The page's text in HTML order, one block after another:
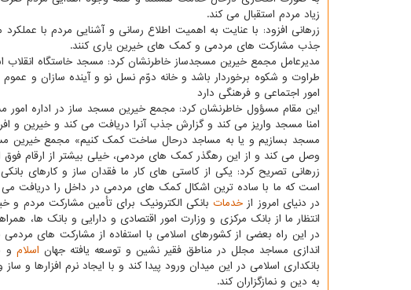
زیاد مردم استقبال می کند.
زرهانی افزود: با عنایت به اهمیت اطلاع رسانی و آشنایی مردم با
جذب مشارکت های مردمی و کمک های خیرین یاری کنند.
مدیرعامل مجمع خیرین مسجدساز خاطرنشان کرد: مسجد خاستگاه انقلاب
طراوت و شکوه برخوردار باشد و خانه دوّم نسل نو و آینده سازان و
امور اجتماعی و فرهنگی دارد
این مقام مسؤول خاطرنشان کرد: مجمع خیرین مسجد ساز در اداره امور
امنا مسجد واریز می کند و گزارش جذب آنرا دریافت می کند و خیرین و
مسجد بسازیم و یا به مساجد درحال ساخت کمک کنیم» مجمع خیرین
وصل می کند و از این رهگذر کمک های مردمی، خیلی بیشتر از ارقام فوق
زرهانی تصریح کرد: یکی از کاستی های کار ما فقدان ساز و کارهای
است که ما با ساده ترین اشکال کمک های مردمی در داخل را دریافت می
در دنیای امروز از خدمات بانکی الکترونیک برای تأمین مشارکت مردم و
انتظار ما از بانک مرکزی و وزارت امور اقتصادی و دارایی و بانک
در این راه بعضی از کشورهای اسلامی با استفاده از مشارکت های مردمی
اندازی مساجد مجلل در مناطق فقیر نشین و توسعه یافته جهان اسلام و
بانکداری اسلامی در این میدان ورود پیدا کند و با ایجاد نرم افزارها و
به دین و نمازگزاران کند.